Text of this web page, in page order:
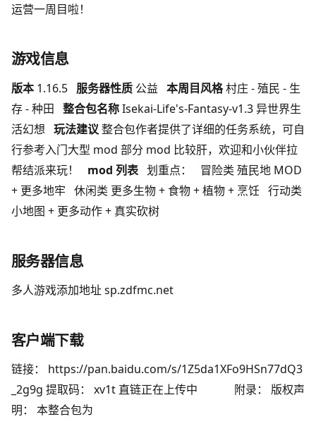
运营一周目啦！
游戏信息
版本1.16.5 服务器性质 公益 本周目风格村庄 - 殖民 - 生
存 - 种田 整合包名称Isekai-Life's-Fantasy-v1.3 异世界生
活幻想 玩法建议整合包作者提供了详细的任务系统，可自
行参考入门大型 mod 部分 mod 比较肝，欢迎和小伙伴拉
帮结派来玩！ mod 列表划重点： 冒险类 殖民地 MOD
+ 更多地牢 休闲类 更多生物 + 食物 + 植物 + 烹饪 行动类
小地图 + 更多动作 + 真实砍树
服务器信息
多人游戏添加地址 sp.zdfmc.net
客户端下载
链接： https://pan.baidu.com/s/1Z5da1XFo9HSn77dQ3
_2g9g 提取码： xv1t 直链正在上传中 附录： 版权声
明： 本整合包为